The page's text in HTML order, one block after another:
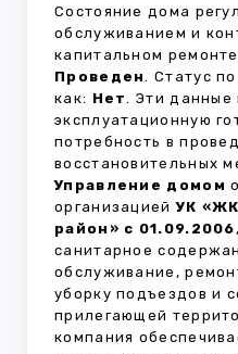
Состояние дома
обслуживанием и
капитальном
Проведен. Статус
как: Нет. Эти данные
эксплуатационную
потребность в
восстановительных
Управление домом
организациейУК
район» с 01.09.2006
санитарное
обслуживание,
уборку подъездов и
прилегающей
компания